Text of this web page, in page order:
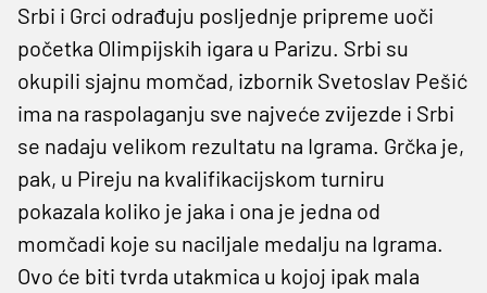
Srbi i Grci odrađuju posljednje pripreme uoči
početka Olimpijskih igara u Parizu. Srbi su
okupili sjajnu momčad, izbornik Svetoslav Pešić
ima na raspolaganju sve najveće zvijezde i Srbi
se nadaju velikom rezultatu na Igrama. Grčka je,
pak, u Pireju na kvalifikacijskom turniru
pokazala koliko je jaka i ona je jedna od
momčadi koje su naciljale medalju na Igrama.
Ovo će biti tvrda utakmica u kojoj ipak mala